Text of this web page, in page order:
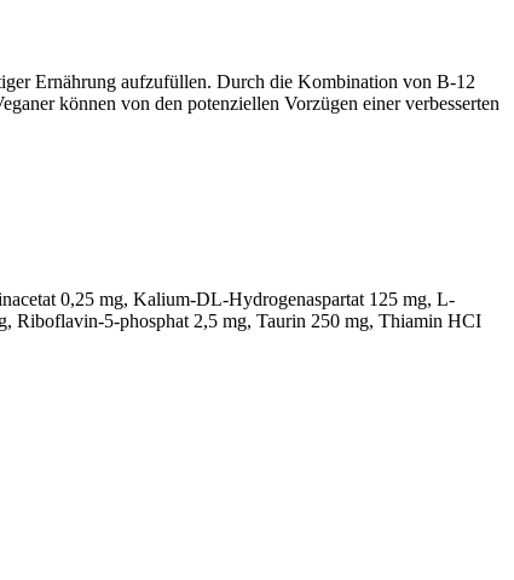
Ernährung aufzufüllen. Durch die Kombination von B-12
können von den potenziellen Vorzügen einer verbesserten
0,25 mg, Kalium-DL-Hydrogenaspartat 125 mg, L-
5-phosphat 2,5 mg, Taurin 250 mg, Thiamin HCI